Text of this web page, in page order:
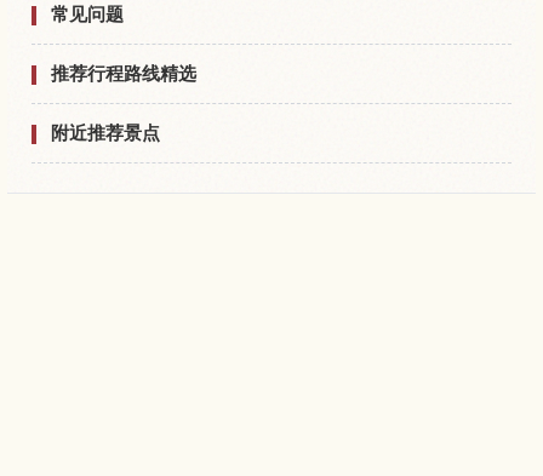
常见问题
推荐行程路线精选
附近推荐景点